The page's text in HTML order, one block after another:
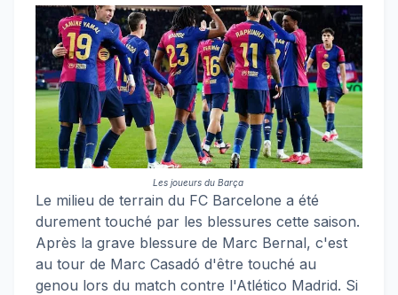
Les joueurs du Barça
Le milieu de terrain du FC Barcelone a été
durement touché par les blessures cette saison.
Après la grave blessure de Marc Bernal, c'est
au tour de Marc Casadó d'être touché au
genou lors du match contre l'Atlético Madrid. Si